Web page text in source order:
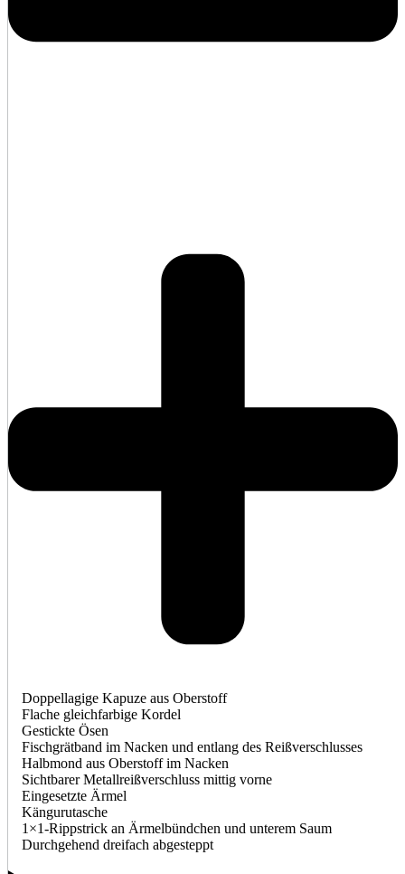
Doppellagige Kapuze aus Oberstoff
Flache gleichfarbige Kordel
Gestickte Ösen
Fischgrätband im Nacken und entlang des Reißverschlusses
Halbmond aus Oberstoff im Nacken
Sichtbarer Metallreißverschluss mittig vorne
Eingesetzte Ärmel
Kängurutasche
1×1-Rippstrick an Ärmelbündchen und unterem Saum
Durchgehend dreifach abgesteppt